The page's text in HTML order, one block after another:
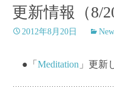
更新情報（8/
2012年8月20日
●「 Meditation 」更新